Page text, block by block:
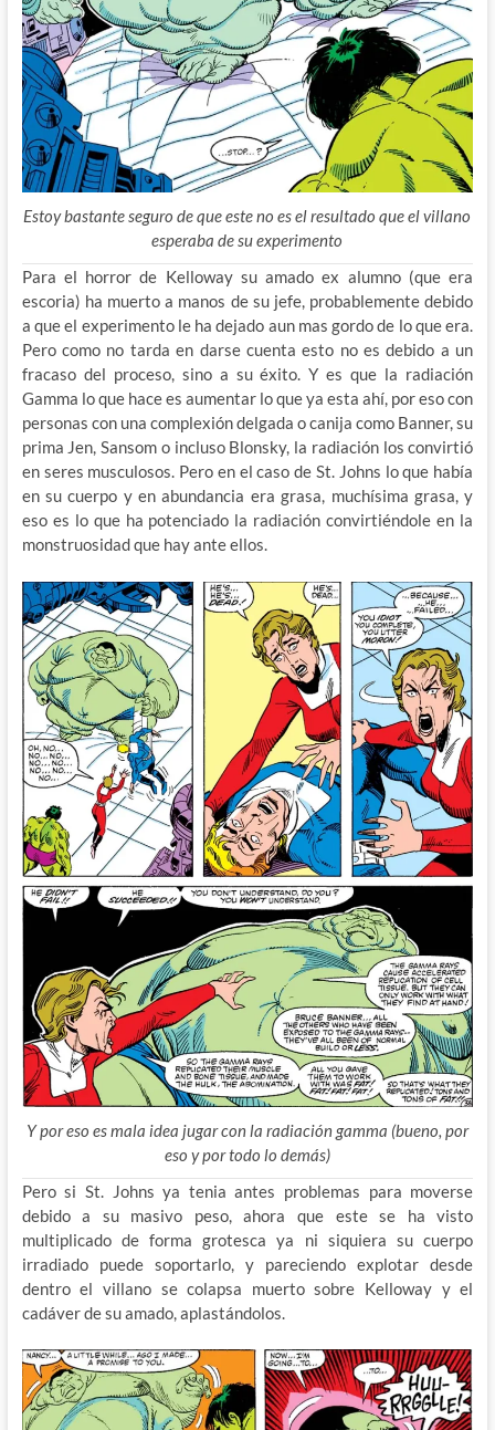
Estoy bastante seguro de que este no es el resultado que el villano
esperaba de su experimento
Para el horror de Kelloway su amado ex alumno (que era
escoria) ha muerto a manos de su jefe, probablemente debido
a que el experimento le ha dejado aun mas gordo de lo que era.
Pero como no tarda en darse cuenta esto no es debido a un
fracaso del proceso, sino a su éxito. Y es que la radiación
Gamma lo que hace es aumentar lo que ya esta ahí, por eso con
personas con una complexión delgada o canija como Banner, su
prima Jen, Sansom o incluso Blonsky, la radiación los convirtió
en seres musculosos. Pero en el caso de St. Johns lo que había
en su cuerpo y en abundancia era grasa, muchísima grasa, y
eso es lo que ha potenciado la radiación convirtiéndole en la
monstruosidad que hay ante ellos.
Y por eso es mala idea jugar con la radiación gamma (bueno, por
eso y por todo lo demás)
Pero si St. Johns ya tenia antes problemas para moverse
debido a su masivo peso, ahora que este se ha visto
multiplicado de forma grotesca ya ni siquiera su cuerpo
irradiado puede soportarlo, y pareciendo explotar desde
dentro el villano se colapsa muerto sobre Kelloway y el
cadáver de su amado, aplastándolos.